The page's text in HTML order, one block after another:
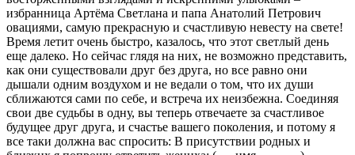
избранница Артёма Светлана и папа Анатолий Петрович
овациями, самую прекрасную и счастливую невесту на свете!
Время летит очень быстро, казалось, что этот светлый день
еще далеко. Но сейчас глядя на них, не возможно представить,
как они существовали друг без друга, но все равно они
дышали одним воздухом и не ведали о том, что их души
сближаются сами по себе, и встреча их неизбежна. Соединяя
свои две судьбы в одну, вы теперь отвечаете за счастливое
будущее друг друга, и счастье вашего поколения, и потому я
все таки должна вас спросить: В присутствии родных и